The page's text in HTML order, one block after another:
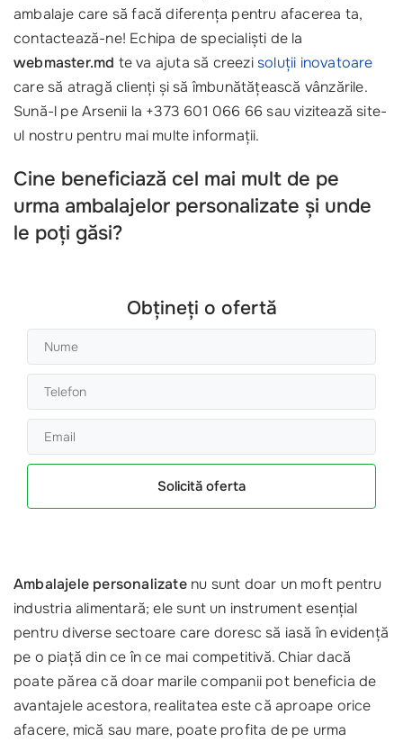
ambalaje care să facă diferența pentru afacerea ta,
contactează-ne! Echipa de specialiști de la
webmaster.md te va ajuta să creezisoluții inovatoare
care să atragă clienți și să îmbunătățească vânzările.
Sună-l pe Arsenii la +373 601 066 66 sau vizitează site-
ul nostru pentru mai multe informații.
Cine beneficiază cel mai mult de pe
urma ambalajelor personalizate și unde
le poți găsi?
Obțineți o ofertă
Solicită oferta
Ambalajele personalizatenu sunt doar un moft pentru
industria alimentară; ele sunt un instrument esențial
pentru diverse sectoare care doresc să iasă în evidență
pe o piață din ce în ce mai competitivă. Chiar dacă
poate părea că doar marile companii pot beneficia de
avantajele acestora, realitatea este că aproape orice
afacere, mică sau mare, poate profita de pe urma